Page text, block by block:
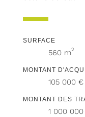
SURFACE
560 m2
MONTANT
105 000 €
MONTANT DES
1 000